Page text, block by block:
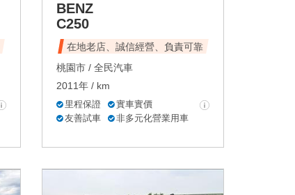
BENZ
C250
在地老店、誠信經營、負責可靠
桃園市 / 全民汽車
2011年 / km
里程保證
實車實價
友善試車
非多元化營業用車